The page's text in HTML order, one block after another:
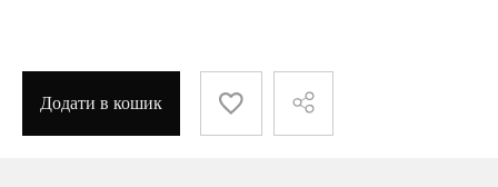
Додати в кошик